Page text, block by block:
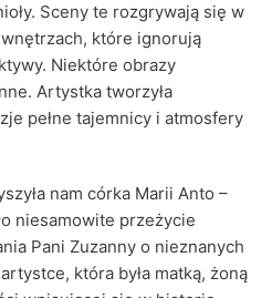
Sceny te rozgrywają się w
które ignorują
Niektóre obrazy
Artystka tworzyła
pełne tajemnicy i atmosfery
nam córka Marii Anto –
niesamowite przeżycie
Pani Zuzanny o nieznanych
która była matką, żoną